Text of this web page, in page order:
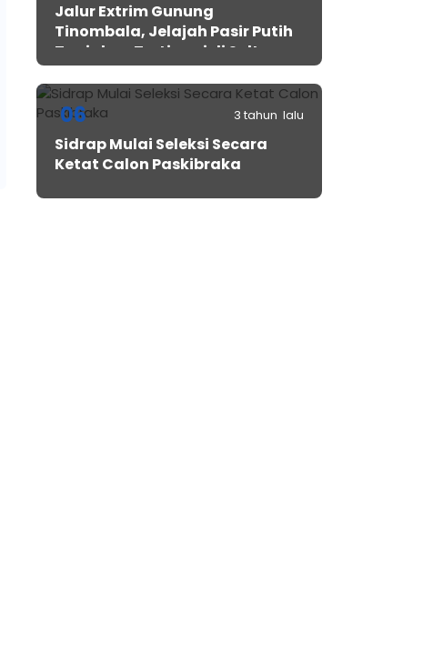
Jalur Extrim Gunung
Tinombala, Jelajah Pasir Putih
Tanjakan Tertinggi di Sulteng
06 3 tahun lalu
Sidrap Mulai Seleksi Secara
Ketat Calon Paskibraka